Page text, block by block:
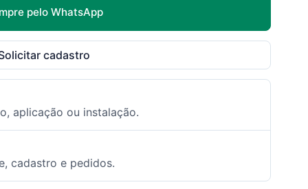
pelo WhatsApp
cadastro
aplicação ou instalação.
cadastro e pedidos.